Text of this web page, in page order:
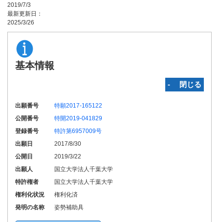
2019/7/3
最新更新日：
2025/3/26
基本情報
‐ 閉じる
出願番号
特願2017-165122
公開番号
特開2019-041829
登録番号
特許第6957009号
出願日
2017/8/30
公開日
2019/3/22
出願人
国立大学法人千葉大学
特許権者
国立大学法人千葉大学
権利化状況
権利化済
発明の名称
姿勢補助具